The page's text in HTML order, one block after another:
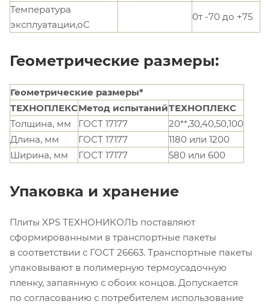
Температура
эксплуатации,оС
0т -70 до +75
Геометрические размеры:
Геометрические размеры*
ТЕХНОПЛЕКСМетод испытанийТЕХНОПЛЕКС
Толщина, мм
ГОСТ 17177
20**,30,40,50,100
Длина, мм
ГОСТ 17177
1180 или 1200
Ширина, мм
ГОСТ 17177 580 или 600
Упаковка и хранение
Плиты XPS ТЕХНОНИКОЛЬ поставляют
сформированными в транспортные пакеты
в соответствии с ГОСТ 26663. Транспортные пакеты
упаковывают в полимерную термоусадочную
пленку, запаянную с обоих концов. Допускается
по согласованию с потребителем использование